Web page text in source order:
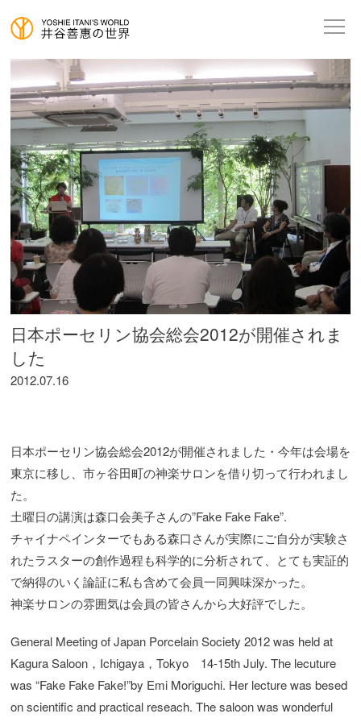
日本ポーセリン協会総会2012が開催されま
した
2012.07.16
日本ポーセリン協会総会2012が開催されました・今年は会場を
東京に移し、市ヶ谷田町の神楽サロンを借り切って行われまし
た。
土曜日の講演は森口会美子さんの”Fake Fake Fake”.
チャイナペインターでもある森口さんが実際にご自分が実験さ
れたラスターの創作過程も科学的に分析されて、とても実証的
で納得のいく論証に私も含めて会員一同興味深かった。
神楽サロンの雰囲気は会員の皆さんから大好評でした。
General Meeting of Japan Porcelain Society 2012 was held at
Kagura Saloon，Ichigaya，Tokyo 14-15th July. The lecuture
was “Fake Fake Fake!”by Emi Moriguchi. Her lecture was besed
on scientific and practical reseach. The saloon was wonderful